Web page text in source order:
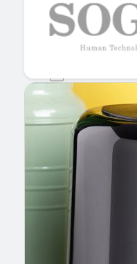
GUÍA DE
NUEVOS
CONSEJOS
MERCADOS Y
HEMEROTECA
Buscar